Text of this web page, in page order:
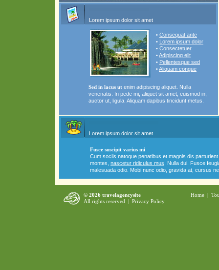
Lorem ipsum dolor sit amet
• Consequat ante
• Lorem ipsum dolor
• Consectetuer
•Adipiscing elit
• Pellentesque sed
•Aliquam congue
Sed in lacus ut enim adipiscing aliquet. Nulla
venenatis. In pede mi, aliquet sit amet, euismod in,
auctor ut, ligula. Aliquam dapibus tincidunt metus.
Lorem ipsum dolor sit amet
Fusce suscipit varius mi
Cum sociis natoque penatibus et magnis dis parturient
montes, nascetur ridiculus mus . Nulla dui. Fusce
malesuada odio. Mobi nunc odio, gravida at, cursus
© 2026 travelagencysite
All rights reserved | Privacy Policy
Home |